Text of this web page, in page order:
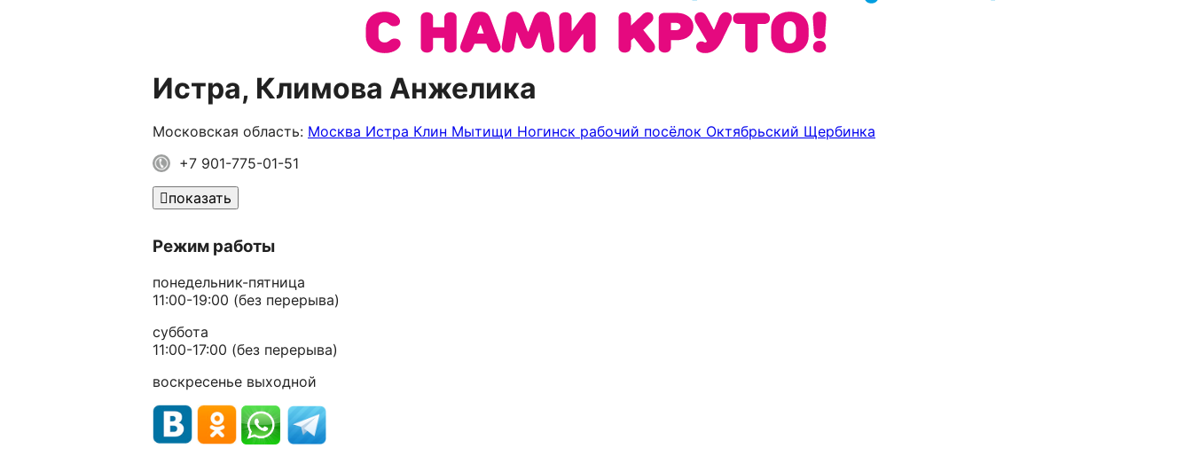
Истра, Климова Анжелика
Московская область: Москва Истра Клин Мытищи Ногинск рабочий посёлок Октябрьский Щербинка
+7 901-775-01-51
показать
Режим работы
понедельник-пятница
11:00-19:00 (без перерыва)
суббота
11:00-17:00 (без перерыва)
воскресенье выходной